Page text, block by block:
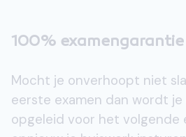
100% examengarantie
Mocht je onverhoopt niet
eerste examen dan wordt je
opgeleid voor het volgende